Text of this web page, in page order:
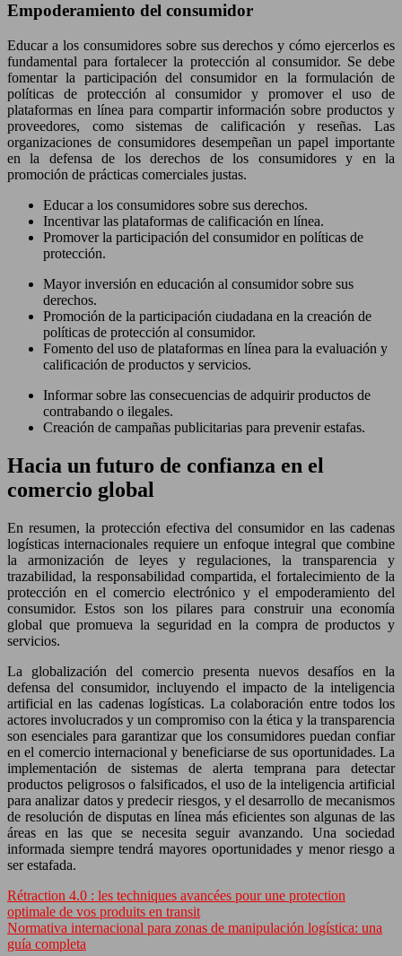
Empoderamiento del consumidor
Educar a los consumidores sobre sus derechos y cómo ejercerlos es
fundamental para fortalecer la protección al consumidor. Se debe
fomentar la participación del consumidor en la formulación de
políticas de protección al consumidor y promover el uso de
plataformas en línea para compartir información sobre productos y
proveedores, como sistemas de calificación y reseñas. Las
organizaciones de consumidores desempeñan un papel importante
en la defensa de los derechos de los consumidores y en la
promoción de prácticas comerciales justas.
Educar a los consumidores sobre sus derechos.
Incentivar las plataformas de calificación en línea.
Promover la participación del consumidor en políticas de
protección.
Mayor inversión en educación al consumidor sobre sus
derechos.
Promoción de la participación ciudadana en la creación de
políticas de protección al consumidor.
Fomento del uso de plataformas en línea para la evaluación y
calificación de productos y servicios.
Informar sobre las consecuencias de adquirir productos de
contrabando o ilegales.
Creación de campañas publicitarias para prevenir estafas.
Hacia un futuro de confianza en el
comercio global
En resumen, la protección efectiva del consumidor en las cadenas
logísticas internacionales requiere un enfoque integral que combine
la armonización de leyes y regulaciones, la transparencia y
trazabilidad, la responsabilidad compartida, el fortalecimiento de la
protección en el comercio electrónico y el empoderamiento del
consumidor. Estos son los pilares para construir una economía
global que promueva la seguridad en la compra de productos y
servicios.
La globalización del comercio presenta nuevos desafíos en la
defensa del consumidor, incluyendo el impacto de la inteligencia
artificial en las cadenas logísticas. La colaboración entre todos los
actores involucrados y un compromiso con la ética y la transparencia
son esenciales para garantizar que los consumidores puedan confiar
en el comercio internacional y beneficiarse de sus oportunidades. La
implementación de sistemas de alerta temprana para detectar
productos peligrosos o falsificados, el uso de la inteligencia artificial
para analizar datos y predecir riesgos, y el desarrollo de mecanismos
de resolución de disputas en línea más eficientes son algunas de las
áreas en las que se necesita seguir avanzando. Una sociedad
informada siempre tendrá mayores oportunidades y menor riesgo a
ser estafada.
Rétraction 4.0 : les techniques avancées pour une protection
optimale de vos produits en transit
Normativa internacional para zonas de manipulación logística: una
guía completa